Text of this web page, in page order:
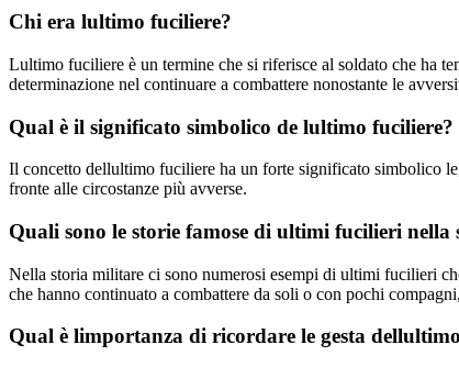
Chi era lultimo fuciliere?
Lultimo fuciliere è un termine che si riferisce al soldato che ha
determinazione nel continuare a combattere nonostante le
Qual è il significato simbolico de lultimo fuciliere?
Il concetto dellultimo fuciliere ha un forte significato simbolico
fronte alle circostanze più avverse.
Quali sono le storie famose di ultimi fucilieri nella
Nella storia militare ci sono numerosi esempi di ultimi fucilieri
che hanno continuato a combattere da soli o con pochi
Qual è limportanza di ricordare le gesta